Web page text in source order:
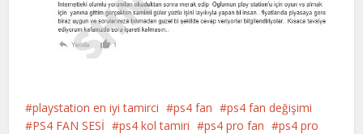
playstation en iyi tamirci ps4 fan
ps4 fan değişimi
PS4 FAN SESİ
ps4 kol tamiri ps4 pro fan
ps4 pro